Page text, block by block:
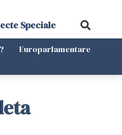
Speciale
Europarlamentare